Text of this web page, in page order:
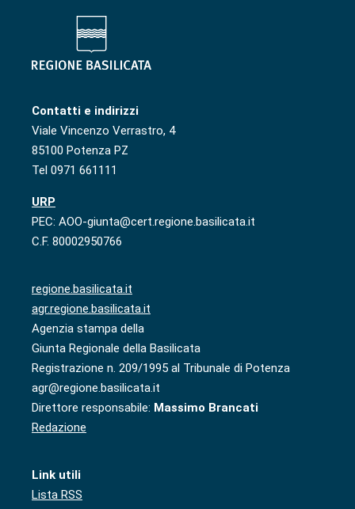
Contatti e indirizzi
Viale Vincenzo Verrastro, 4
85100 Potenza PZ
Tel 0971 661111
URP
PEC: AOO-giunta@cert.regione.basilicata.it
C.F. 80002950766
regione.basilicata.it
agr.regione.basilicata.it
Agenzia stampa della
Giunta Regionale della Basilicata
Registrazione n. 209/1995 al Tribunale di Potenza
agr@regione.basilicata.it
Direttore responsabile: Massimo Brancati
Redazione
Link utili
Lista RSS